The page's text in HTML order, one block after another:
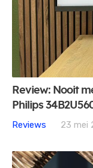
Review: Nooit
Philips
Reviews
23 mei